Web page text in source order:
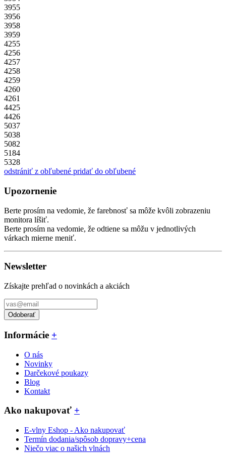
3955
3956
3958
3959
4255
4256
4257
4258
4259
4260
4261
4425
4426
5037
5038
5082
5184
5328
odstrániť z obľubené pridať do obľubené
Upozornenie
Berte prosím na vedomie, že farebnosť sa môže kvôli zobrazeniu
monitora líšiť.
Berte prosím na vedomie, že odtiene sa môžu v jednotlivých
várkach mierne meniť.
Newsletter
Získajte prehľad o novinkách a akciách
Odoberať
Informácie +
O nás
Novinky
Darčekové poukazy
Blog
Kontakt
Ako nakupovať +
E-vlny Eshop - Ako nakupovať
Termín dodania/spôsob dopravy+cena
Niečo viac o našich vlnách